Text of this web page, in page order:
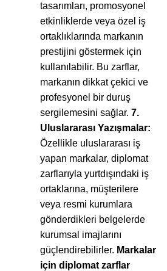
tasarımları, promosyonel
etkinliklerde veya özel iş
ortaklıklarında markanın
prestijini göstermek için
kullanılabilir. Bu zarflar,
markanın dikkat çekici ve
profesyonel bir duruş
sergilemesini sağlar. 7.
Uluslararası Yazışmalar:
Özellikle uluslararası iş
yapan markalar, diplomat
zarflarıyla yurtdışındaki iş
ortaklarına, müşterilere
veya resmi kurumlara
gönderdikleri belgelerde
kurumsal imajlarını
güçlendirebilirler. Markalar
için diplomat zarflar